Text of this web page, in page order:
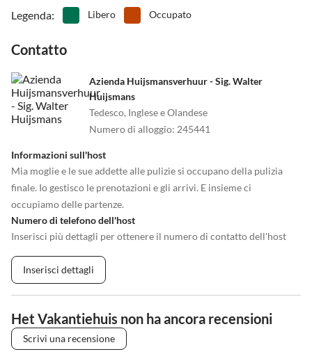
Legenda: Libero Occupato
Contatto
Azienda Huijsmansverhuur - Sig. Walter
Huijsmans
Tedesco, Inglese e Olandese
Numero di alloggio: 245441
Informazioni sull'host
Mia moglie e le sue addette alle pulizie si occupano della pulizia
finale. Io gestisco le prenotazioni e gli arrivi. E insieme ci
occupiamo delle partenze.
Numero di telefono dell'host
Inserisci più dettagli per ottenere il numero di contatto dell'host
Inserisci dettagli
Het Vakantiehuis non ha ancora recensioni
Scrivi una recensione